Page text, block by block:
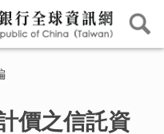
價之信託資